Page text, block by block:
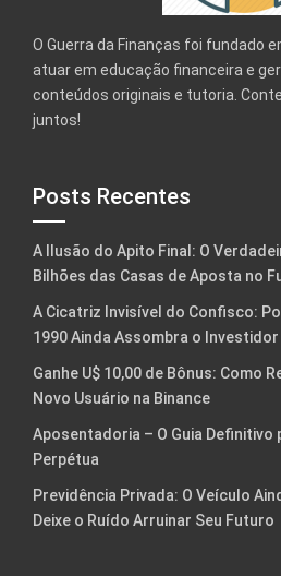
O Guerra da Finanças foi fundado
atuar em educação financeira e
conteúdos originais e tutoria.
juntos!
Posts Recentes
A Ilusão do Apito Final: O
Bilhões das Casas de Aposta no
A Cicatriz Invisível do Confisco:
1990 Ainda Assombra o Investidor
Ganhe U$ 10,00 de Bônus: Como
Novo Usuário na Binance
Aposentadoria – O Guia Definitivo
Perpétua
Previdência Privada: O Veículo
Deixe o Ruído Arruinar Seu Futuro